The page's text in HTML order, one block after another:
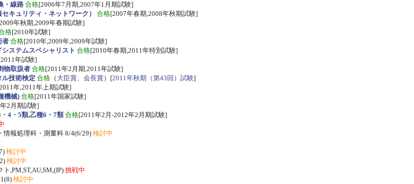
・線路 合格[2006年7月期,2007年1月期試験]
キュリティ・ネットワーク）
合格[2007年春期,2008年秋期試験]
年秋期,2009年春期試験]
格[2010年試験]
者 合格[2010年,2009年,2009年試験]
システムスペシャリスト 合格[2010年春期,2011年特別試験]
年試験]
物取扱者 合格[2011年2月期,2011年試験]
ル技術検定 合格 （ 大臣賞、会長賞）[2011年秋期（第43回）試験]
年,2011年上期試験]
機械)合格[2011年国家試験]
2月期試験]
4・5類,乙種6・7類合格[2011年2月-2012年2月期試験]
情報処理科・測量科 8/4(6/29)検討中
検討中
検討中
,PM,ST,AU,SM,(IP) 挑戦中
検討中